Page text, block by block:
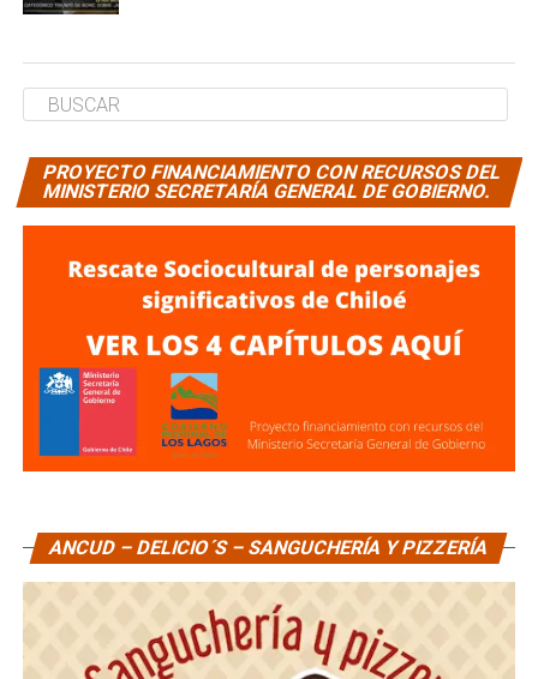
PROYECTO FINANCIAMIENTO CON RECURSOS DEL
MINISTERIO SECRETARÍA GENERAL DE GOBIERNO.
ANCUD – DELICIO´S – SANGUCHERÍA Y PIZZERÍA